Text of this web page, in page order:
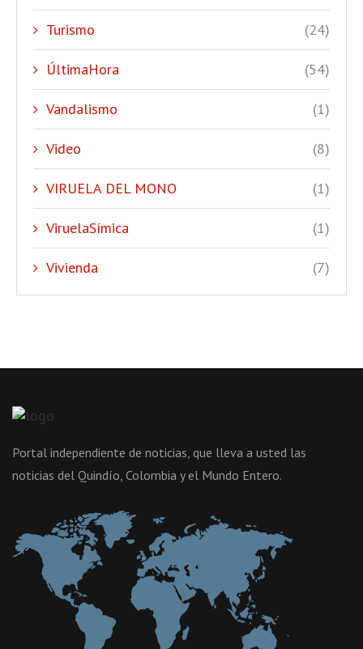
Turismo (24)
ÚltimaHora (54)
Vandalismo (1)
Video (8)
VIRUELA DEL MONO (1)
ViruelaSímica (1)
Vivienda (7)
Portal independiente de noticias, que lleva a usted las
noticias del Quindío, Colombia y el Mundo Entero.